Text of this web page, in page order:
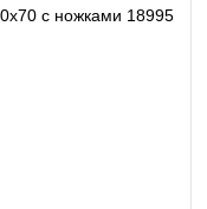
с ножками 18995